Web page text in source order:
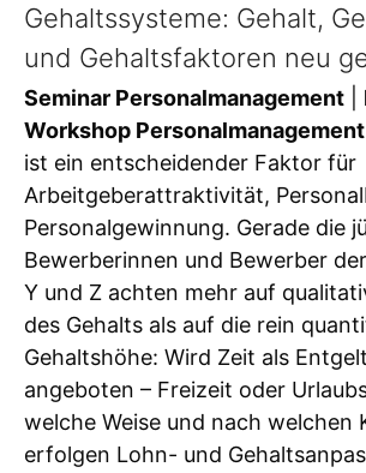
Gehaltssysteme: Gehalt,
und Gehaltsfaktoren neu
Seminar Personalmanagement
Workshop Personalmanagement
ist ein entscheidender Faktor für
Arbeitgeberattraktivität,
Personalgewinnung. Gerade die
Bewerberinnen und Bewerber
Y und Z achten mehr auf
des Gehalts als auf die rein
Gehaltshöhe: Wird Zeit als
angeboten – Freizeit oder
welche Weise und nach welchen
erfolgen Lohn- und